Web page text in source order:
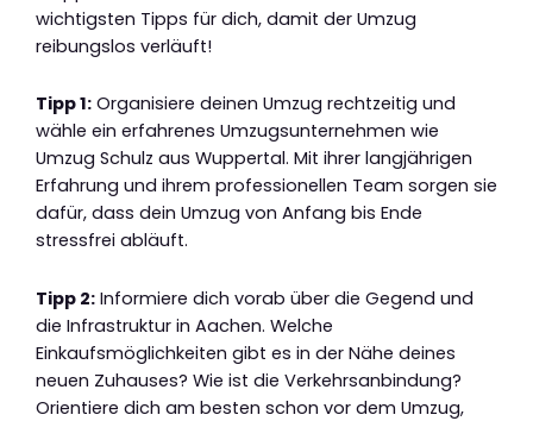
wichtigsten Tipps für dich, damit der Umzug
reibungslos verläuft!
Tipp 1: Organisiere deinen Umzug rechtzeitig und
wähle ein erfahrenes Umzugsunternehmen wie
Umzug Schulz aus Wuppertal. Mit ihrer langjährigen
Erfahrung und ihrem professionellen Team sorgen sie
dafür, dass dein Umzug von Anfang bis Ende
stressfrei abläuft.
Tipp 2: Informiere dich vorab über die Gegend und
die Infrastruktur in Aachen. Welche
Einkaufsmöglichkeiten gibt es in der Nähe deines
neuen Zuhauses? Wie ist die Verkehrsanbindung?
Orientiere dich am besten schon vor dem Umzug,